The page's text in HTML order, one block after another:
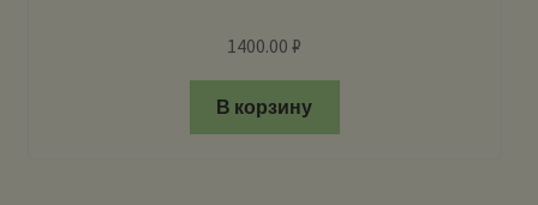
1400.00₽
В корзину